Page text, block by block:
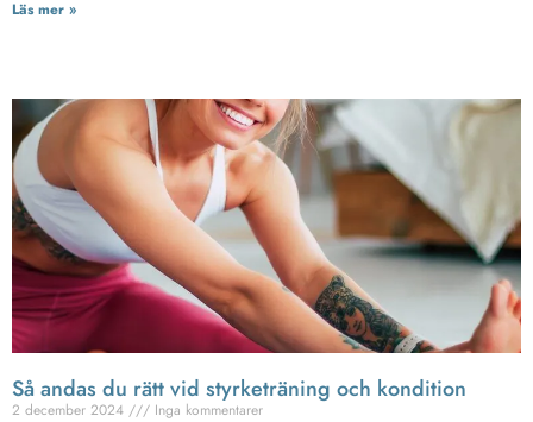
Läs mer »
Så andas du rätt vid styrketräning och kondition
2 december 2024 Inga kommentarer